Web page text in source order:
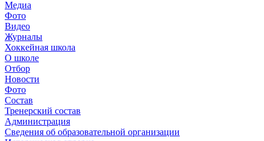
Медиа
Фото
Видео
Журналы
Хоккейная школа
О школе
Отбор
Новости
Фото
Состав
Тренерский состав
Администрация
Сведения об образовательной организации